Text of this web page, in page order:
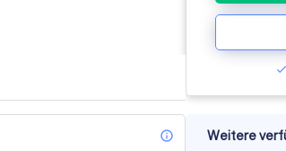
check
Weitere